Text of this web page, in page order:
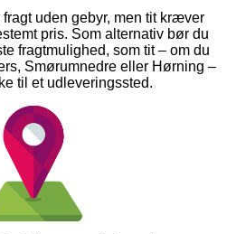
uden gebyr, men tit kræver
pris. Som alternativ bør du
fragtmulighed, som tit – om du
Smørumnedre eller Hørning –
til et udleveringssted.